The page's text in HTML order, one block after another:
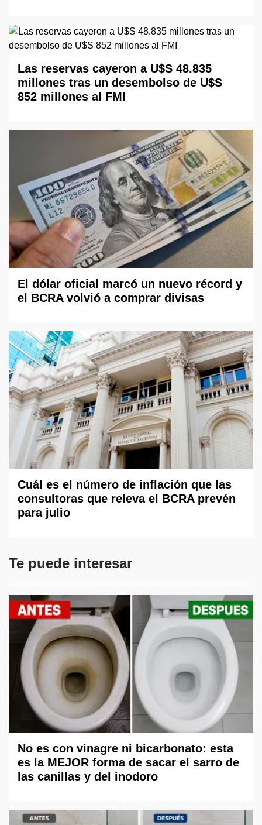
Las reservas cayeron a U$S 48.835
millones tras un desembolso de U$S
852 millones al FMI
El dólar oficial marcó un nuevo récord y
el BCRA volvió a comprar divisas
Cuál es el número de inflación que las
consultoras que releva el BCRA prevén
para julio
Te puede interesar
No es con vinagre ni bicarbonato: esta
es la MEJOR forma de sacar el sarro de
las canillas y del inodoro